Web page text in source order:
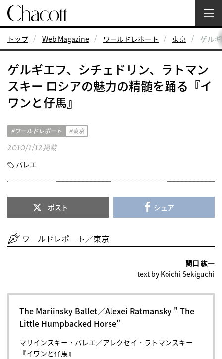
トップ Web Magazine ワールドレポート 東京 ゲル
ゲルギエフ、シチェドリン、ラトマン
スキー ロシアの魅力の精髄を踊る『イ
ワンと仔馬』
ワールドレポート 東京
2010/1/12掲載
バレエ
ポスト シェア
ワールドレポート／東京
関口 紘一
text by Koichi Sekiguchi
The Mariinsky Ballet／Alexei Ratmansky " The
Little Humpbacked Horse"
マリインスキー・バレエ／アレクセイ・ラトマンスキー
『イワンと仔馬』